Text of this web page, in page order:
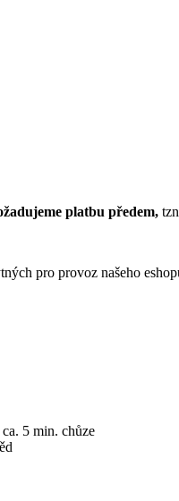
platbu předem,
pro provoz našeho
5 min. chůze